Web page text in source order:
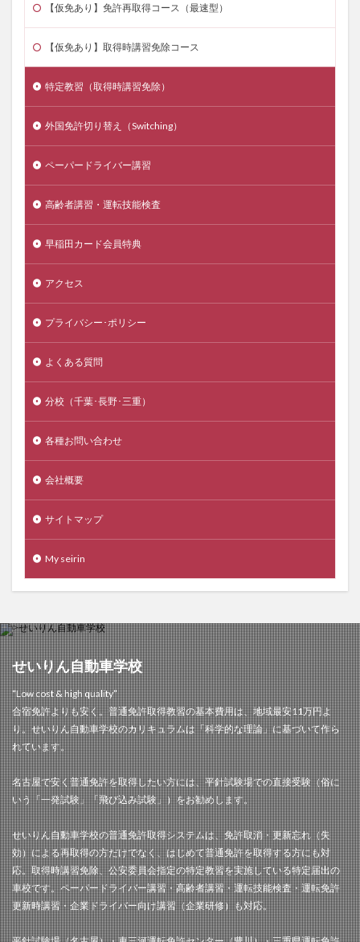
【仮免あり】免許再取得コース（最速型）
【仮免あり】取得時講習免除コース
特定教習（取得時講習免除）
外国免許切り替え（Switching）
ペーパードライバー講習
高齢者講習・運転技能検査
早稲田カード会員特典
アクセス
プライバシー･ポリシー
よくある質問
分校（千葉･長野･三重）
各種お問い合わせ
会社概要
サイトマップ
My seirin
せいりん自動車学校
“Low cost & high quality”
合宿免許よりも安く。普通免許取得教習の基本費用は、地域最安11万円よ
り。せいりん自動車学校のカリキュラムは「科学的な理論」に基づいて作ら
れています。
名古屋で安く普通免許を取得したい方には、平針試験場での直接受験（俗に
いう「一発試験」「飛び込み試験」）をお勧めします。
せいりん自動車学校の普通免許取得システムは、免許取消・更新忘れ（失
効）による再取得の方だけでなく、はじめて普通免許を取得する方にも対
応。取得時講習免除、公安委員会指定の特定教習を実施している特定届出の
車校です。ペーパードライバー講習・高齢者講習・運転技能検査・運転免許
更新時講習・企業ドライバー向け講習（企業研修）も対応。